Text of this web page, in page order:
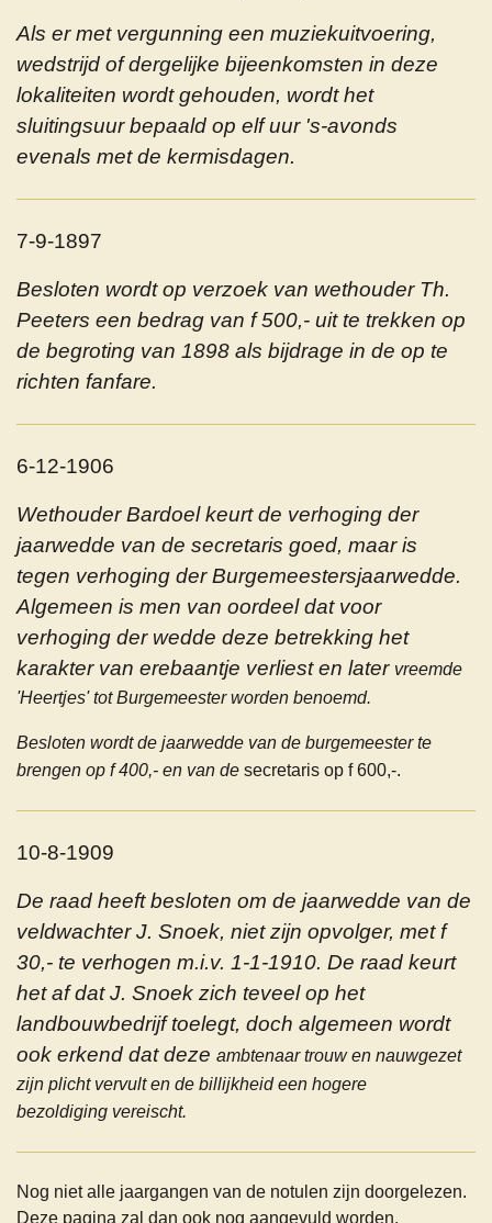
Als er met vergunning een muziekuitvoering,
wedstrijd of dergelijke bijeenkomsten in deze
lokaliteiten wordt gehouden, wordt het
sluitingsuur bepaald op elf uur 's-avonds
evenals met de kermisdagen.
7-9-1897
Besloten wordt op verzoek van wethouder Th.
Peeters een bedrag van f 500,- uit te trekken op
de begroting van 1898 als bijdrage in de op te
richten fanfare.
6-12-1906
Wethouder Bardoel keurt de verhoging der
jaarwedde van de secretaris goed, maar is
tegen verhoging der Burgemeestersjaarwedde.
Algemeen is men van oordeel dat voor
verhoging der wedde deze betrekking het
karakter van erebaantje verliest en later vreemde
'Heertjes' tot Burgemeester worden benoemd.
Besloten wordt de jaarwedde van de burgemeester te
brengen op f 400,- en van de secretaris op f 600,-.
10-8-1909
De raad heeft besloten om de jaarwedde van de
veldwachter J. Snoek, niet zijn opvolger, met f
30,- te verhogen m.i.v. 1-1-1910. De raad keurt
het af dat J. Snoek zich teveel op het
landbouwbedrijf toelegt, doch algemeen wordt
ook erkend dat deze ambtenaar trouw en nauwgezet
zijn plicht vervult en de billijkheid een hogere
bezoldiging vereischt.
Nog niet alle jaargangen van de notulen zijn doorgelezen.
Deze pagina zal dan ook nog aangevuld worden.